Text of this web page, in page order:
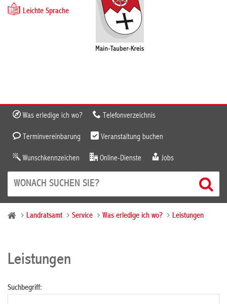
Leichte Sprache
Was erledige ich wo? Telefonverzeichnis
Terminvereinbarung Veranstaltung buchen
Wunschkennzeichen Online-Dienste Jobs
Landratsamt Service Was erledige ich wo? Leistungen
Leistungen
Suchbegriff: